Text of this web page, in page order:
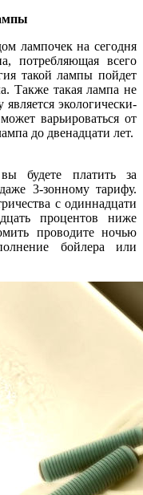
лампочек на сегодня
потребляющая всего
такой лампы пойдет
Также такая лампа не
экологически-
варьироваться от
до двенадцати лет.
будете платить за
3-зонному тарифу.
с одиннадцати
процентов ниже
проводите ночью
бойлера или